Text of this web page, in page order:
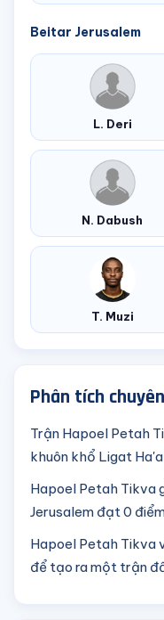
Beitar Jerusalem
L. Deri
N. Dabush
T. Muzi
Phân tích
Trận Hapoel Petah
khuôn khổ Ligat
Hapoel Petah Tikva
Jerusalem đạt 0
Hapoel Petah Tikva
để tạo ra một trận